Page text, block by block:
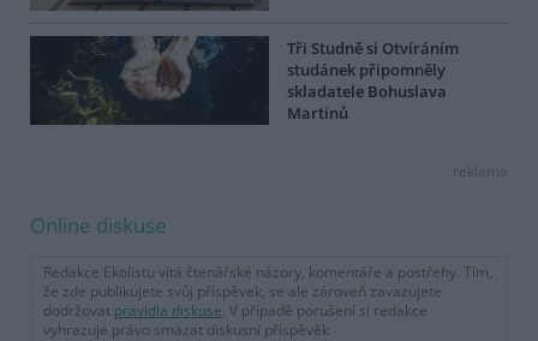
Tři Studně si Otvíráním
studánek připomněly
skladatele Bohuslava
Martinů
reklama
Online diskuse
Redakce Ekolistu vítá čtenářské názory, komentáře a postřehy. Tím,
že zde publikujete svůj příspěvek, se ale zároveň zavazujete
dodržovat pravidla diskuse. V případě porušení si redakce
vyhrazuje právo smazat diskusní příspěvěk